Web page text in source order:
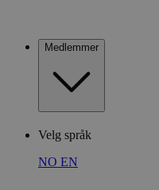
Medlemmer
Velg språk
NO EN